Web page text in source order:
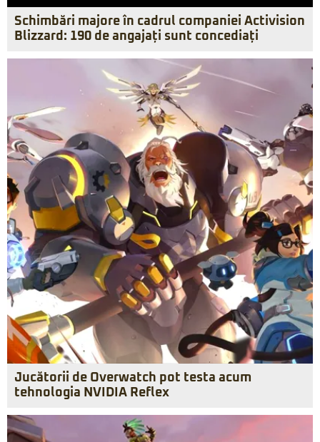
Schimbări majore în cadrul companiei Activision
Blizzard: 190 de angajați sunt concediați
Jucătorii de Overwatch pot testa acum
tehnologia NVIDIA Reflex